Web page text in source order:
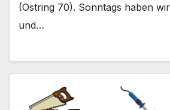
(Ost­ring 70). Sonn­tags haben
und…